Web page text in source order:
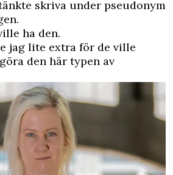
skriva under pseudonym
ha den.
jag lite extra för de ville
den här typen av